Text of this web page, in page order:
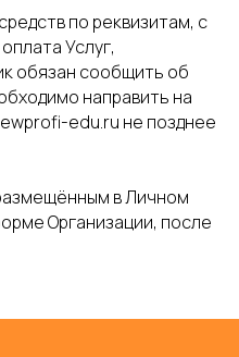
по реквизитам, с
Услуг,
обязан сообщить об
направить на
edu.ru не позднее
в Личном
Организации, после